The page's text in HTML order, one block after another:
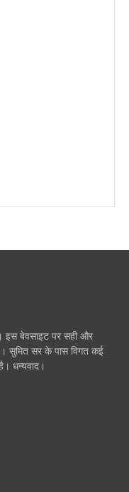
इस बेवसाइट पर सही और
सुमित सर के पास विगत कई
धन्यवाद।